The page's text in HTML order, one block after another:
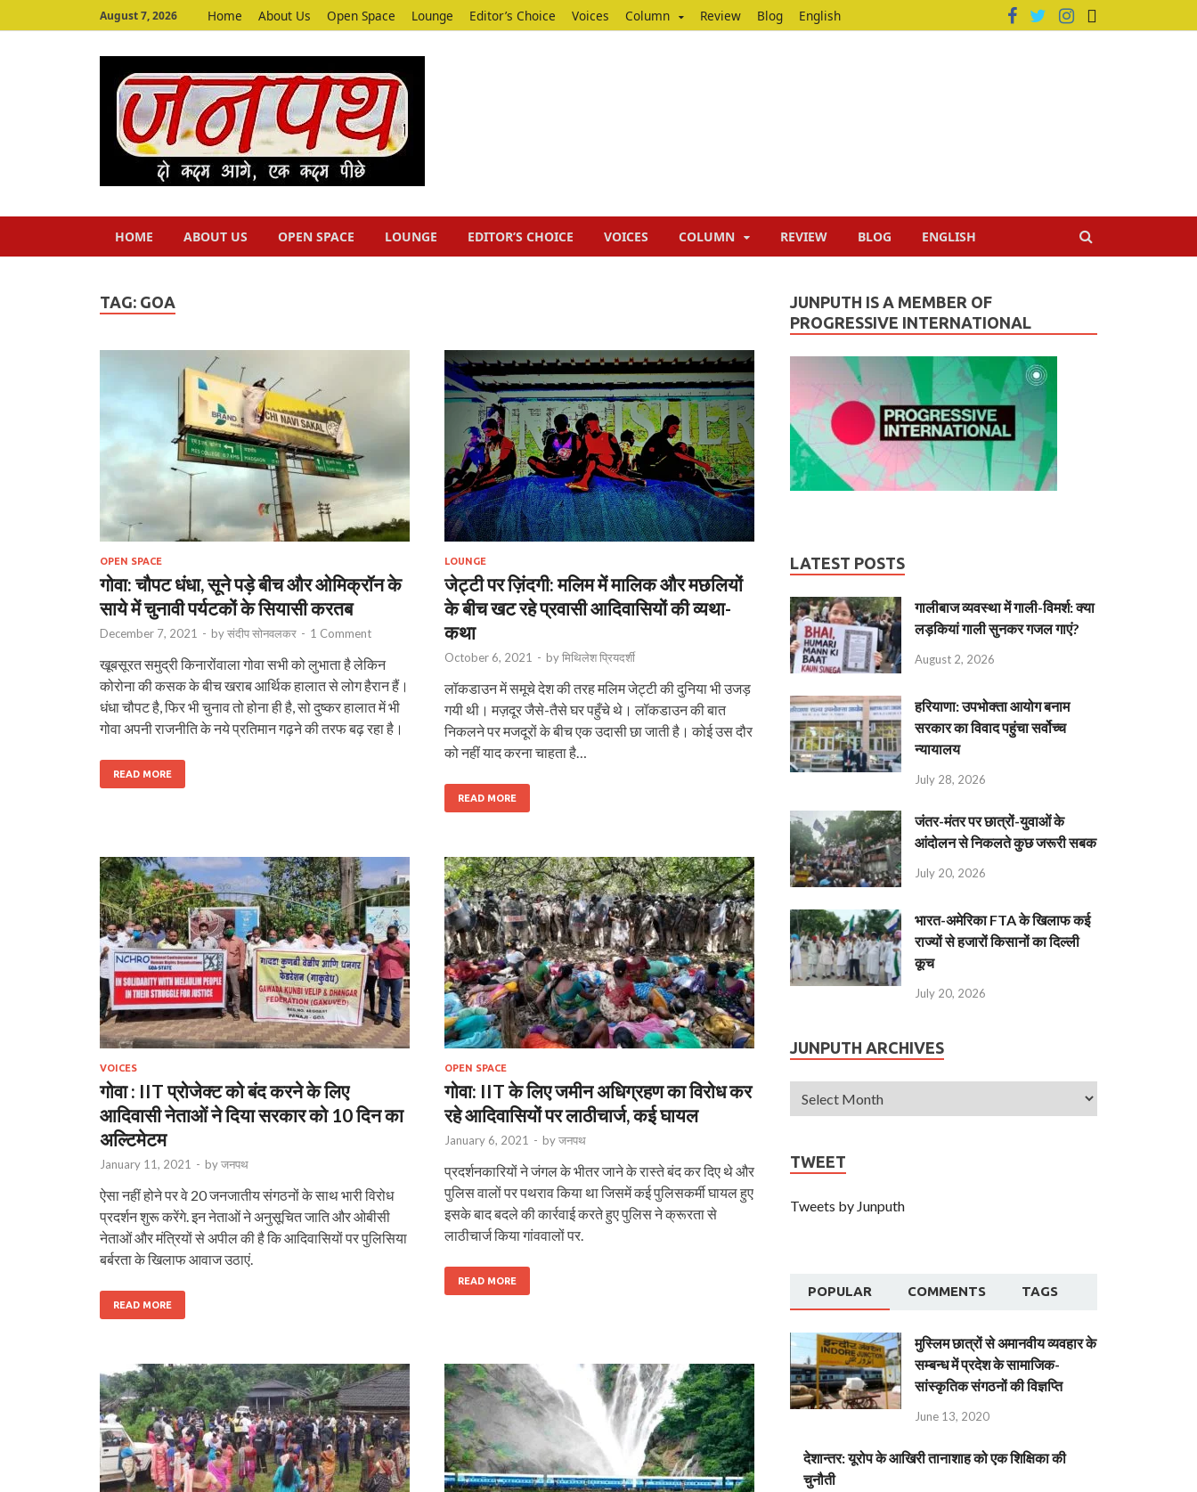
August 7, 2026 Home About Us Open Space Lounge Editor’s Choice Voices Column Review Blog English
HOME ABOUT US OPEN SPACE LOUNGE EDITOR’S CHOICE VOICES COLUMN REVIEW BLOG ENGLISH
TAG: GOA
OPEN SPACE
गोवा: चौपट धंधा, सूने पड़े बीच और ओमिक्रॉन के
साये में चुनावी पर्यटकों के सियासी करतब
December 7, 2021 - byसंदीप सोनवलकर - 1 Comment
खूबसूरत समुद्री किनारोंवाला गोवा सभी को लुभाता है लेकिन
कोरोना की कसक के बीच खराब आर्थिक हालात से लोग हैरान हैं।
धंधा चौपट है, फिर भी चुनाव तो होना ही है, सो दुष्कर हालात में भी
गोवा अपनी राजनीति के नये प्रतिमान गढ़ने की तरफ बढ़ रहा है।
READ MORE
LOUNGE
जेट्टी पर ज़िंदगी: मलिम में मालिक और मछलियों
के बीच खट रहे प्रवासी आदिवासियों की व्यथा-
कथा
October 6, 2021 - byमिथिलेश प्रियदर्शी
लॉकडाउन में समूचे देश की तरह मलिम जेट्टी की दुनिया भी उजड़
गयी थी। मज़दूर जैसे-तैसे घर पहुँचे थे। लॉकडाउन की बात
निकलने पर मजदूरों के बीच एक उदासी छा जाती है। कोई उस दौर
को नहीं याद करना चाहता है…
READ MORE
VOICES
गोवा : IIT प्रोजेक्ट को बंद करने के लिए
आदिवासी नेताओं ने दिया सरकार को 10 दिन का
अल्टिमेटम
January 11, 2021 - byजनपथ
ऐसा नहीं होने पर वे 20 जनजातीय संगठनों के साथ भारी विरोध
प्रदर्शन शुरू करेंगे. इन नेताओं ने अनुसूचित जाति और ओबीसी
नेताओं और मंत्रियों से अपील की है कि आदिवासियों पर पुलिसिया
बर्बरता के खिलाफ आवाज उठाएं.
READ MORE
OPEN SPACE
गोवा: IIT के लिए जमीन अधिग्रहण का विरोध कर
रहे आदिवासियों पर लाठीचार्ज, कई घायल
January 6, 2021 - byजनपथ
प्रदर्शनकारियों ने जंगल के भीतर जाने के रास्ते बंद कर दिए थे और
पुलिस वालों पर पथराव किया था जिसमें कई पुलिसकर्मी घायल हुए
इसके बाद बदले की कार्रवाई करते हुए पुलिस ने क्रूरता से
लाठीचार्ज किया गांववालों पर.
READ MORE
JUNPUTH IS A MEMBER OF
PROGRESSIVE INTERNATIONAL
LATEST POSTS
गालीबाज व्‍यवस्‍था में गाली-विमर्श: क्या
लड़कियां गाली सुनकर गजल गाएं?
August 2, 2026
हरियाणा: उपभोक्ता आयोग बनाम
सरकार का विवाद पहुंचा सर्वोच्च
न्यायालय
July 28, 2026
जंतर-मंतर पर छात्रों-युवाओं के
आंदोलन से निकलते कुछ जरूरी सबक
July 20, 2026
भारत-अमेरिका FTA के खिलाफ कई
राज्यों से हजारों किसानों का दिल्ली
कूच
July 20, 2026
JUNPUTH ARCHIVES
TWEET
Tweets by Junputh
POPULAR COMMENTS TAGS
मुस्लिम छात्रों से अमानवीय व्यवहार के
सम्बन्ध में प्रदेश के सामाजिक-
सांस्कृतिक संगठनों की विज्ञप्ति
June 13, 2020
देशान्‍तर: यूरोप के आखिरी तानाशाह को एक शिक्षिका की
चुनौती